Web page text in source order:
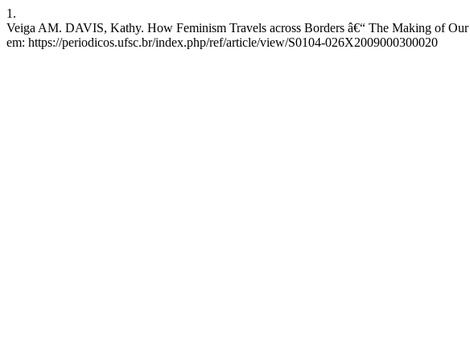
1.
Veiga AM. DAVIS, Kathy. How Feminism Travels across Borders â€“ The Making of
em: https://periodicos.ufsc.br/index.php/ref/article/view/S0104-026X2009000300020